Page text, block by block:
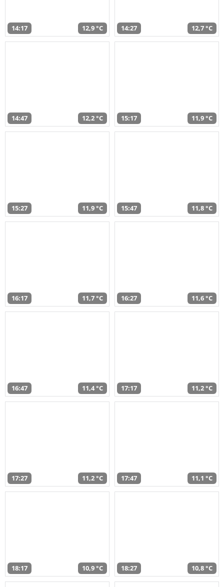
14:17 12,9 °C 14:27 12,7 °C
14:47 12,2 °C 15:17 11,9 °C
15:27 11,9 °C 15:47 11,8 °C
16:17 11,7 °C 16:27 11,6 °C
16:47 11,4 °C 17:17 11,2 °C
17:27 11,2 °C 17:47 11,1 °C
18:17 10,9 °C 18:27 10,8 °C